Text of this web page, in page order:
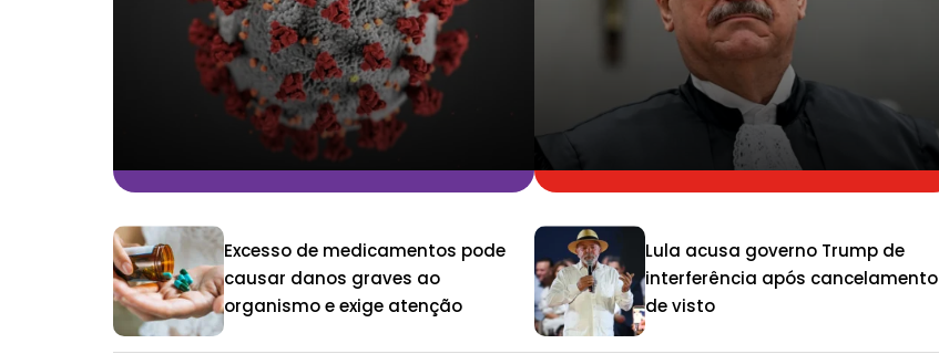
Excesso de medicamentos pode
causar danos graves ao
organismo e exige atenção
Lula acusa governo Trump de
interferência após cancelamento
de visto